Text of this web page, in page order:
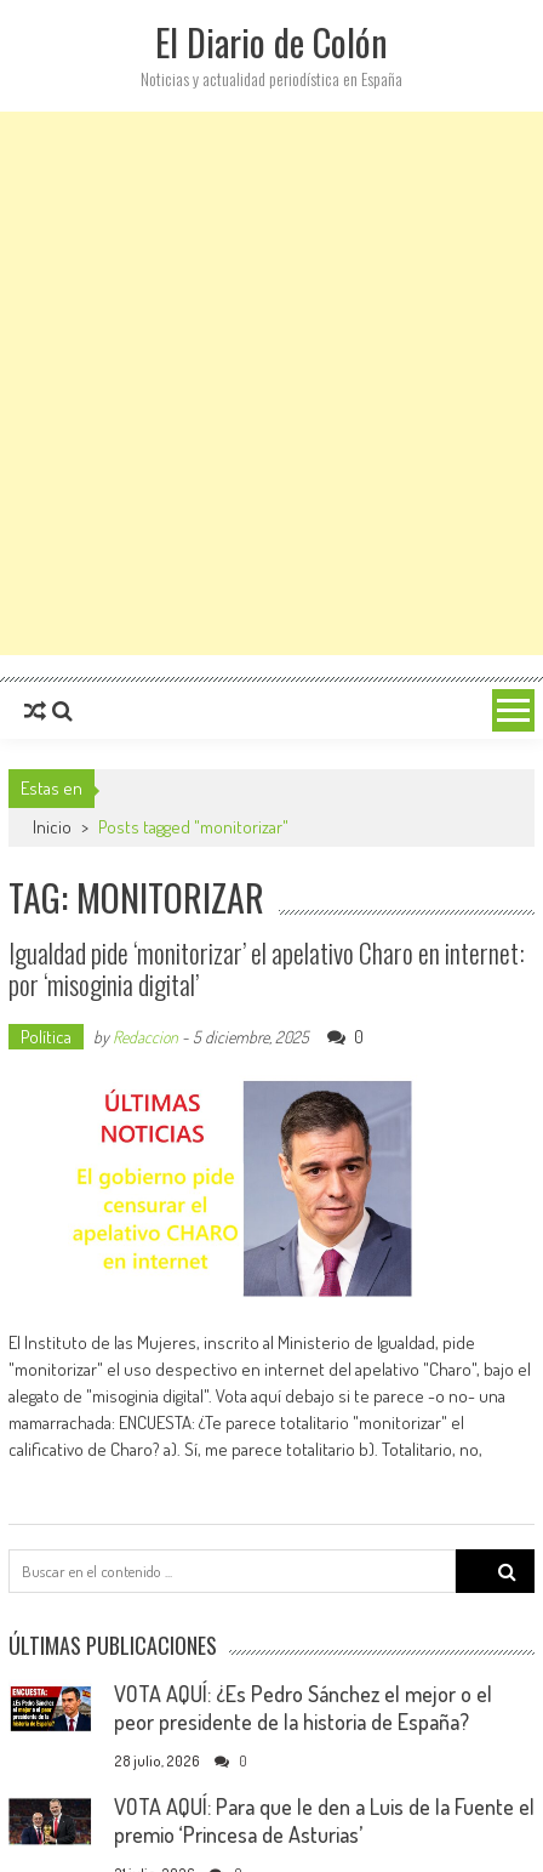
El Diario de Colón
Noticias y actualidad periodística en España
Estas en
Inicio > Posts tagged "monitorizar"
TAG: MONITORIZAR
Igualdad pide ‘monitorizar’ el apelativo Charo en internet:
por ‘misoginia digital’
Política byRedaccion- 5 diciembre, 2025 0
El Instituto de las Mujeres, inscrito al Ministerio de Igualdad, pide
"monitorizar" el uso despectivo en internet del apelativo "Charo", bajo el
alegato de "misoginia digital". Vota aquí debajo si te parece -o no- una
mamarrachada: ENCUESTA: ¿Te parece totalitario "monitorizar" el
calificativo de Charo? a). Sí, me parece totalitario b). Totalitario, no,
Search
for:
ÚLTIMAS PUBLICACIONES
VOTA AQUÍ: ¿Es Pedro Sánchez el mejor o el
peor presidente de la historia de España?
28 julio, 2026 0
VOTA AQUÍ: Para que le den a Luis de la Fuente el
premio ‘Princesa de Asturias’